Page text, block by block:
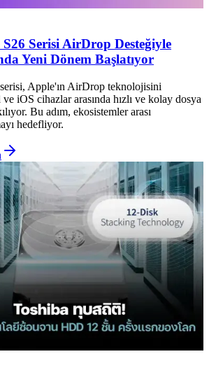
Serisi AirDrop Desteğiyle
Yeni Dönem Başlatıyor
Apple'ın AirDrop teknolojisini
iOS cihazlar arasında hızlı ve kolay dosya
Bu adım, ekosistemler arası
hedefliyor.